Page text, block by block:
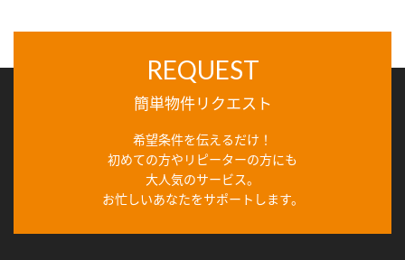
REQUEST
簡単物件リクエスト
希望条件を伝えるだけ！
初めての方やリピーターの方にも
大人気のサービス。
お忙しいあなたをサポートします。